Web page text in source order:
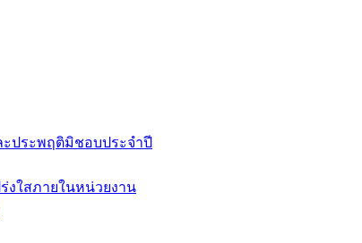
ะประพฤติมิชอบประจำปี
งใสภายในหน่วยงาน